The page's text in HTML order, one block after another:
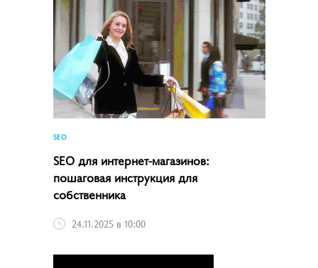
SEO
SEO для интернет-магазинов:
пошаговая инструкция для
собственника
24.11.2025 в 10:00